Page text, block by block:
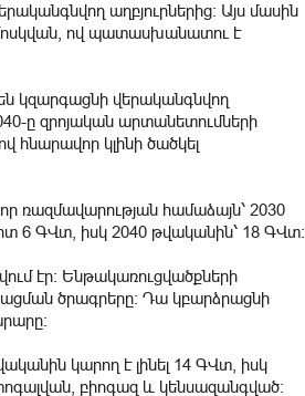
աղբյուրներից։ Այս մասին
ով պատասխանատու է
կզարգացնի վերականգնվող
ը զրոյական արտանետումների
հնարավոր կլինի ծածկել
ռազմավարության համաձայն՝ 2030
6 ԳՎտ, իսկ 2040 թվականին՝ 18 ԳՎտ։
էր: Ենթակառուցվածքների
ծրագրերը: Դա կբարձրացնի
կարող է լինել 14 ԳՎտ, իսկ
բիոգազ և կենսազանգված։